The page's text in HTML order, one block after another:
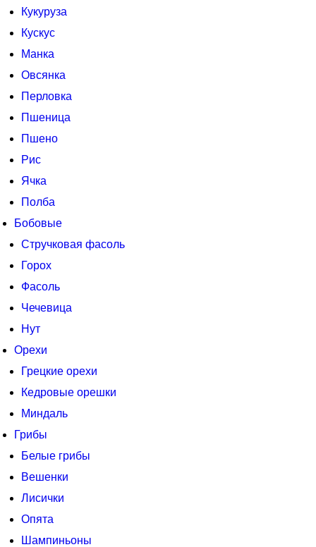
Кукуруза
Кускус
Манка
Овсянка
Перловка
Пшеница
Пшено
Рис
Ячка
Полба
Бобовые
Стручковая фасоль
Горох
Фасоль
Чечевица
Нут
Орехи
Грецкие орехи
Кедровые орешки
Миндаль
Грибы
Белые грибы
Вешенки
Лисички
Опята
Шампиньоны